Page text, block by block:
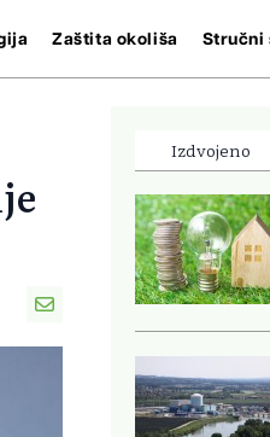
Zaštita okoliša Stručni
Izdvojeno